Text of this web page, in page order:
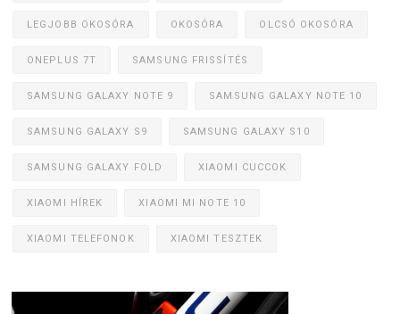
LEGJOBB OKOSÓRA OKOSÓRA OLCSÓ OKOSÓRA
ONEPLUS 7T SAMSUNG FRISSÍTÉS
SAMSUNG GALAXY NOTE 9 SAMSUNG GALAXY NOTE 10
SAMSUNG GALAXY S9 SAMSUNG GALAXY S10
SAMSUNG GALAXY FOLD XIAOMI CUCCOK
XIAOMI HÍREK XIAOMI MI NOTE 10
XIAOMI TELEFONOK XIAOMI TESZTEK